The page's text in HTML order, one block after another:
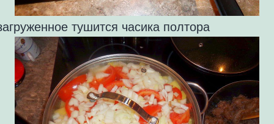
тушится часика полтора